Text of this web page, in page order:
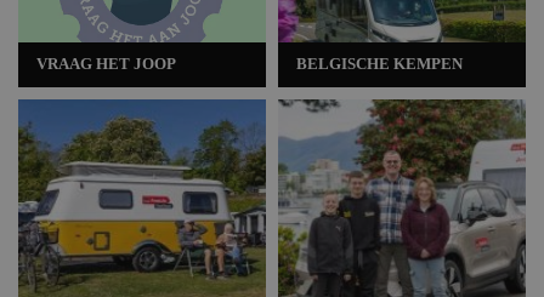
VRAAG HET JOOP BELGISCHE KEMPEN